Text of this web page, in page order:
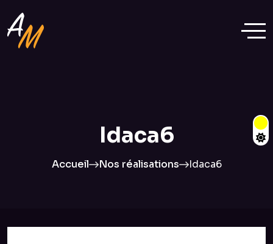
Idaca6
Accueil Nos réalisations Idaca6